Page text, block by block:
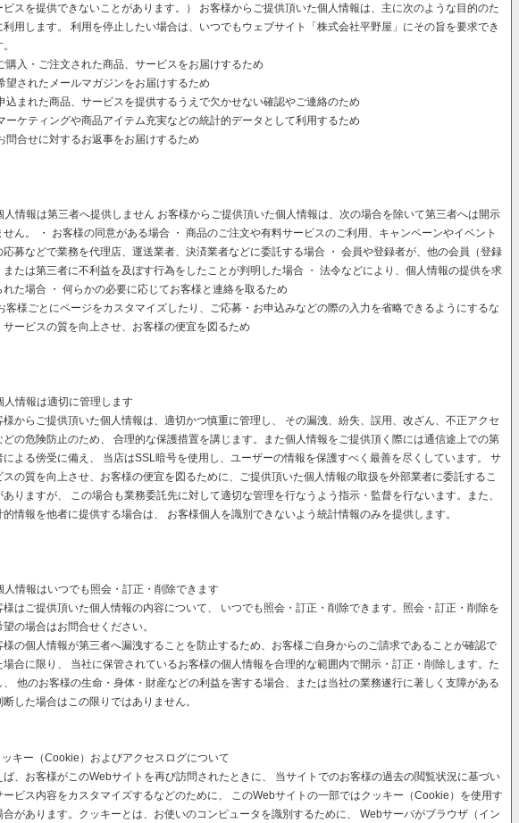
ビスを提供できないことがあります。） お客様からご提供頂いた個人情報は、主に次のような目的のた
利用します。 利用を停止したい場合は、いつでもウェブサイト「株式会社平野屋」にその旨を要求でき
購入・ご注文された商品、サービスをお届けするため
望されたメールマガジンをお届けするため
込まれた商品、サービスを提供するうえで欠かせない確認やご連絡のため
ーケティングや商品アイテム充実などの統計的データとして利用するため
問合せに対するお返事をお届けするため
人情報は第三者へ提供しません お客様からご提供頂いた個人情報は、次の場合を除いて第三者へは開示
せん。 ・ お客様の同意がある場合 ・ 商品のご注文や有料サービスのご利用、キャンペーンやイベント
応募などで業務を代理店、運送業者、決済業者などに委託する場合 ・ 会員や登録者が、他の会員（登録
または第三者に不利益を及ぼす行為をしたことが判明した場合 ・ 法令などにより、個人情報の提供を求
れた場合 ・ 何らかの必要に応じてお客様と連絡を取るため
客様ごとにページをカスタマイズしたり、ご応募・お申込みなどの際の入力を省略できるようにするな
サービスの質を向上させ、お客様の便宜を図るため
人情報は適切に管理します
様からご提供頂いた個人情報は、適切かつ慎重に管理し、 その漏洩、紛失、誤用、改ざん、不正アクセ
どの危険防止のため、 合理的な保護措置を講じます。また個人情報をご提供頂く際には通信途上での第
による傍受に備え、 当店はSSL暗号を使用し、ユーザーの情報を保護すべく最善を尽くしています。 サ
スの質を向上させ、お客様の便宜を図るために、ご提供頂いた個人情報の取扱を外部業者に委託するこ
ありますが、 この場合も業務委託先に対して適切な管理を行なうよう指示・監督を行ないます。また、
的情報を他者に提供する場合は、 お客様個人を識別できないよう統計情報のみを提供します。
人情報はいつでも照会・訂正・削除できます
様はご提供頂いた個人情報の内容について、 いつでも照会・訂正・削除できます。照会・訂正・削除を
望の場合はお問合せください。
様の個人情報が第三者へ漏洩することを防止するため、お客様ご自身からのご請求であることが確認で
場合に限り、 当社に保管されているお客様の個人情報を合理的な範囲内で開示・訂正・削除します。た
、 他のお客様の生命・身体・財産などの利益を害する場合、または当社の業務遂行に著しく支障がある
断した場合はこの限りではありません。
キー（Cookie）およびアクセスログについて
ば、お客様がこのWebサイトを再び訪問されたときに、 当サイトでのお客様の過去の閲覧状況に基づい
ービス内容をカスタマイズするなどのために、 このWebサイトの一部ではクッキー（Cookie）を使用す
合があります。クッキーとは、お使いのコンピュータを識別するために、 Webサーバがブラウザ（イン